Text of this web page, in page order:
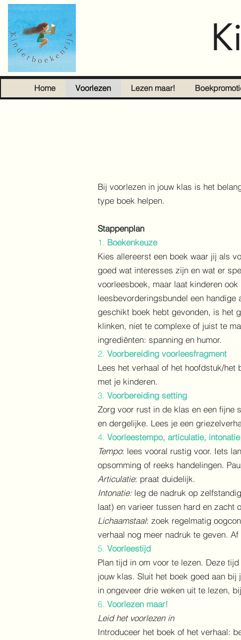
Home Voorlezen Lezen maar!
Bij voorlezen in jouw klas is het
type boek helpen.
Stappenplan
1. Boekenkeuze
Kies allereerst een boek waar jij als
goed wat interesses zijn en wat er
voorleesboek, maar laat kinderen
leesbevorderingsbundel een
geschikt boek hebt gevonden, is het
klinken, niet te complexe of juist te
ingrediënten: spanning en humor.
2. Voorbereiding voorleesfragment
Lees het verhaal of het hoofdstuk/
met je kinderen.
3. Voorbereiding setting
Zorg voor rust in de klas en een fijne
en dergelijke. Lees je een
4. Voorleestempo, articulatie,
Tempo: lees vooral rustig voor. Iets
opsomming of reeks handelingen.
Articulatie: praat duidelijk.
Intonatie: leg de nadruk op
laat) en varieer tussen hard en zacht
Lichaamstaal: zoek regelmatig
verhaal nog meer nadruk te geven.
5. Voorleestijd
Plan tijd in om voor te lezen. Deze
jouw klas. Sluit het boek goed aan
in ongeveer drie weken uit te lezen,
6. Voorlezen maar!
Leid het voorlezen in
Introduceer het boek of het verhaal: